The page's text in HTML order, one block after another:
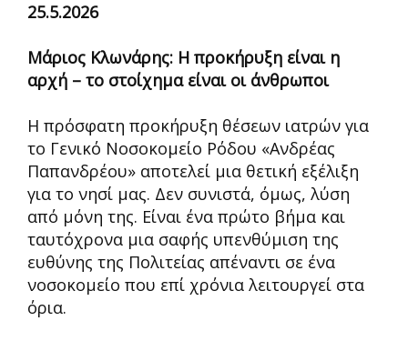
25.5.2026
Μάριος Κλωνάρης: Η προκήρυξη είναι η
αρχή – το στοίχημα είναι οι άνθρωποι
Η πρόσφατη προκήρυξη θέσεων ιατρών για
το Γενικό Νοσοκομείο Ρόδου «Ανδρέας
Παπανδρέου» αποτελεί μια θετική εξέλιξη
για το νησί μας. Δεν συνιστά, όμως, λύση
από μόνη της. Είναι ένα πρώτο βήμα και
ταυτόχρονα μια σαφής υπενθύμιση της
ευθύνης της Πολιτείας απέναντι σε ένα
νοσοκομείο που επί χρόνια λειτουργεί στα
όρια.